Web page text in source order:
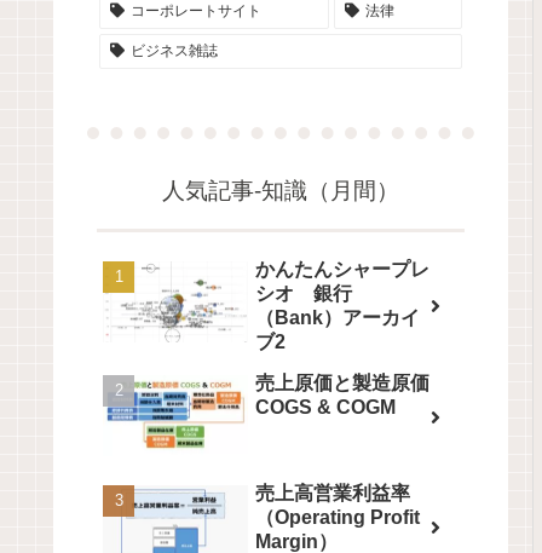
コーポレートサイト 法律
ビジネス雑誌
人気記事-知識（月間）
かんたんシャープレ
シオ 銀行
（Bank）アーカイ
ブ2
売上原価と製造原価
COGS & COGM
売上高営業利益率
（Operating Profit
Margin）